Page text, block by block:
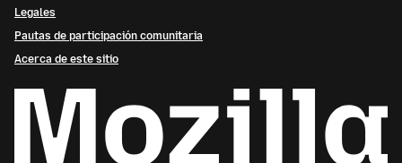
Legales
Pautas de participación comunitaria
Acerca de este sitio